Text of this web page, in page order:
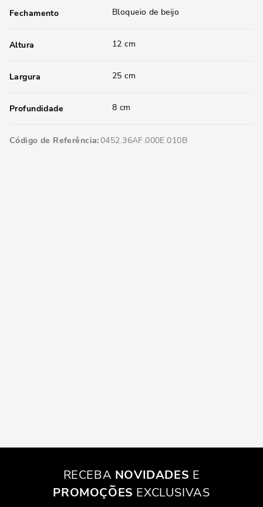
Fechamento Bloqueio de beijo
Altura 12 cm
Largura 25 cm
Profundidade 8 cm
Código de Referência 0452.36AF.000E.010B
RECEBA NOVIDADES E
PROMOÇÕES EXCLUSIVAS